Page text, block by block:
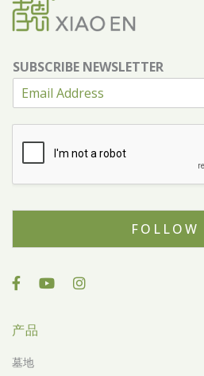
SUBSCRIBE NEWSLETTER
FOLLOW
产品
墓地